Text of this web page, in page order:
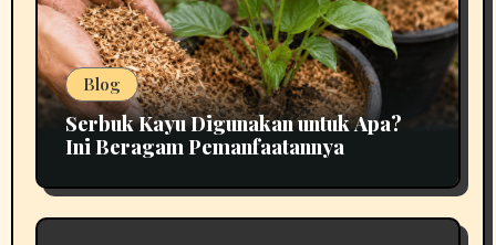
Blog
Serbuk Kayu Digunakan untuk Apa?
Ini Beragam Pemanfaatannya